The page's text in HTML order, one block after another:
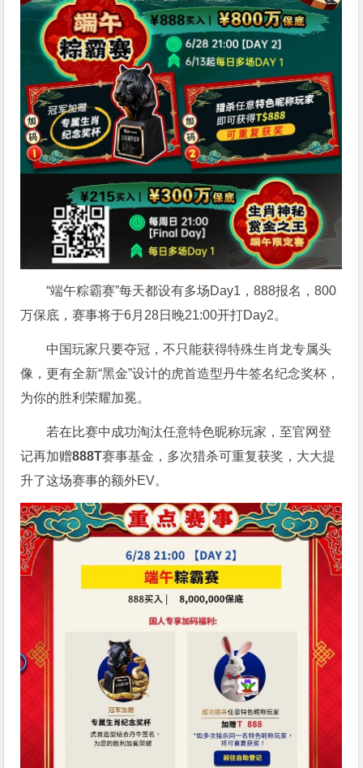
“端午粽霸赛”每天都设有多场Day1，888报名，800
万保底，赛事将于6月28日晚21:00开打Day2。
中国玩家只要夺冠，不只能获得特殊生肖龙专属头
像，更有全新“黑金”设计的虎首造型丹牛签名纪念奖杯，
为你的胜利荣耀加冕。
若在比赛中成功淘汰任意特色昵称玩家，至官网登
记再加赠888T赛事基金，多次猎杀可重复获奖，大大提
升了这场赛事的额外EV。